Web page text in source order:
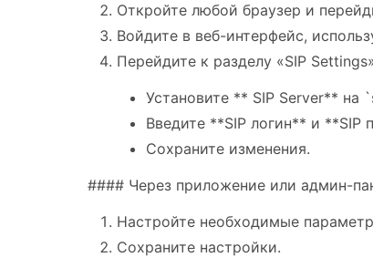
Откройте любой браузер и
Войдите в веб-интерфейс,
Перейдите к разделу «SIP
Установите ** SIP Server** на
Введите **SIP логин** и **SIP
Сохраните изменения.
#### Через приложение или админ-
Настройте необходимые
Сохраните настройки.